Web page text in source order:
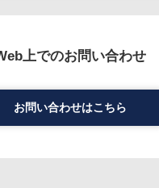
上でのお問い合わせ
お問い合わせはこちら